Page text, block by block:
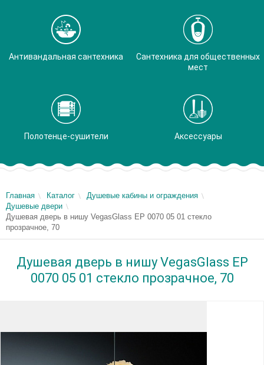
Антивандальная сантехника
Сантехника для общественных
мест
Полотенце-сушители Аксессуары
Главная Каталог
Душевые кабины и ограждения
Душевые двери
Душевая дверь в нишу VegasGlass EP 0070 05 01 стекло
прозрачное, 70
Душевая дверь в нишу VegasGlass EP
0070 05 01 стекло прозрачное, 70